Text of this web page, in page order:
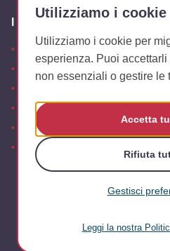
Es Canar
Cala Tarida
Uffici
Termini e
Utilizziamo i cookie
Utilizziamo i cookie per
esperienza. Puoi
non essenziali o gestire le
Accetta
Rifiuta
Gestisci
Cookie essenziali
Leggi la nostra